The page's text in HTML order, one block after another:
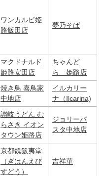
ワンカルビ姫
路飯田店
夢乃そば
マクドナルド
姫路安田店
ちゃんど
ら 姫路店
焼き鳥 喜鳥家
中地店
イルカリー
ナ（Ilcarina)
讃岐うどん む
らさき イオン
タウン姫路店
ジョリーパ
スタ中地店
京都魏飯夷堂
（ぎはんえび
すどう）
吉祥華